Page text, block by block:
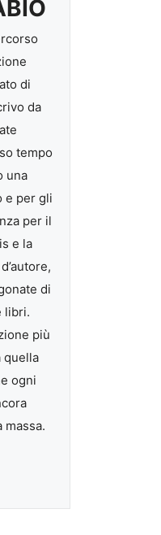
di
da
tempo
una
e per gli
per il
e la
di
libri.
più
quella
ogni